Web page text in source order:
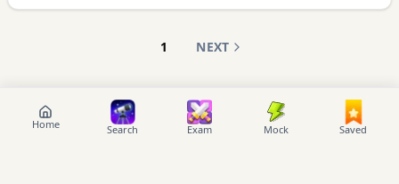
1 NEXT
Home Search Exam Mock Saved